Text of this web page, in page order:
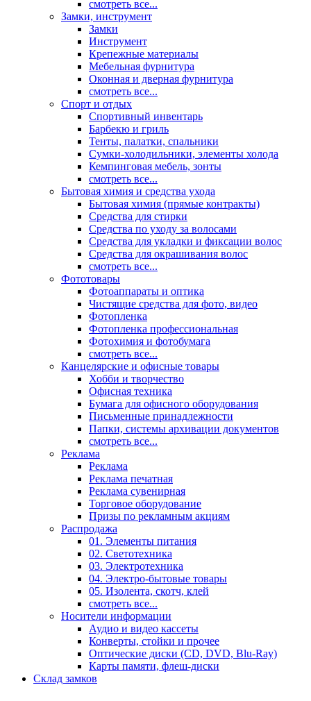
смотреть все...
Замки, инструмент
Замки
Инструмент
Крепежные материалы
Мебельная фурнитура
Оконная и дверная фурнитура
смотреть все...
Спорт и отдых
Спортивный инвентарь
Барбекю и гриль
Тенты, палатки, спальники
Сумки-холодильники, элементы холода
Кемпинговая мебель, зонты
смотреть все...
Бытовая химия и средства ухода
Бытовая химия (прямые контракты)
Средства для стирки
Средства по уходу за волосами
Средства для укладки и фиксации волос
Средства для окрашивания волос
смотреть все...
Фототовары
Фотоаппараты и оптика
Чистящие средства для фото, видео
Фотопленка
Фотопленка профессиональная
Фотохимия и фотобумага
смотреть все...
Канцелярские и офисные товары
Хобби и творчество
Офисная техника
Бумага для офисного оборудования
Письменные принадлежности
Папки, системы архивации документов
смотреть все...
Реклама
Реклама
Реклама печатная
Реклама сувенирная
Торговое оборудование
Призы по рекламным акциям
Распродажа
01. Элементы питания
02. Светотехника
03. Электротехника
04. Электро-бытовые товары
05. Изолента, скотч, клей
смотреть все...
Носители информации
Аудио и видео кассеты
Конверты, стойки и прочее
Оптические диски (CD, DVD, Blu-Ray)
Карты памяти, флеш-диски
Склад замков